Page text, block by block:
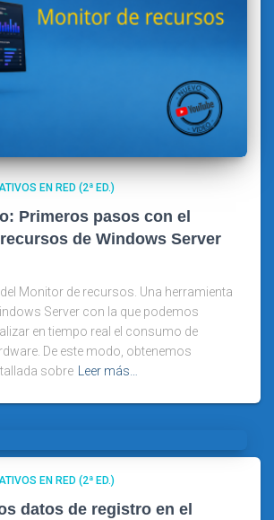
EN RED (2ª ED.)
Primeros pasos con el
de Windows Server
Monitor de recursos. Una herramienta
Server con la que podemos
en tiempo real el consumo de
De este modo, obtenemos
sobre Leer más…
EN RED (2ª ED.)
datos de registro en el